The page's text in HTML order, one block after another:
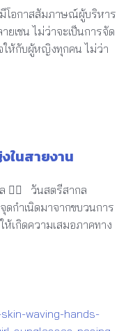
มีโอกาสสัมภาษณ์ผู้บริหาร
เชน ไม่ว่าจะเป็นการจัด
ให้กับผู้หญิงทุกคน ไม่ว่า
นสายงาน
🦸‍♀️ วันสตรีสากล
ดกำเนิดมาจากขบวนการ
เกิดความเสมอภาคทาง